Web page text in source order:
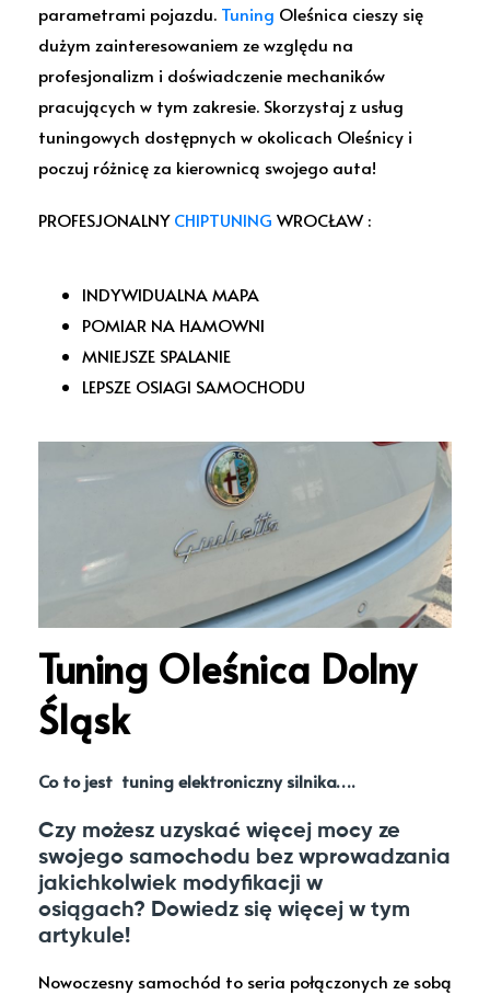
parametrami pojazdu. Tuning Oleśnica cieszy się
dużym zainteresowaniem ze względu na
profesjonalizm i doświadczenie mechaników
pracujących w tym zakresie. Skorzystaj z usług
tuningowych dostępnych w okolicach Oleśnicy i
poczuj różnicę za kierownicą swojego auta!
PROFESJONALNYCHIPTUNING WROCŁAW :
INDYWIDUALNA MAPA
POMIAR NA HAMOWNI
MNIEJSZE SPALANIE
LEPSZE OSIAGI SAMOCHODU
Tuning Oleśnica Dolny
Śląsk
Co to jest tuning elektroniczny silnika….
Czy możesz uzyskać więcej mocy ze
swojego samochodu bez wprowadzania
jakichkolwiek modyfikacji w
osiągach? Dowiedz się więcej w tym
artykule!
Nowoczesny samochód to seria połączonych ze sobą